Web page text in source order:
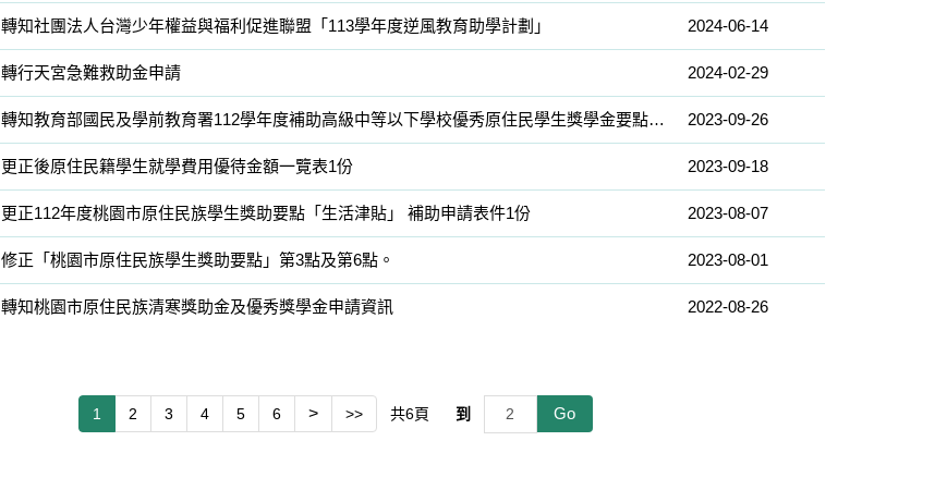
轉知社團法人台灣少年權益與福利促進聯盟「113學年度逆風教育助學計劃」 2024-06-14
轉行天宮急難救助金申請 2024-02-29
轉知教育部國民及學前教育署112學年度補助高級中等以下學校優秀原住民學生獎學金要點及實施計畫 2023-09-26
更正後原住民籍學生就學費用優待金額一覽表1份 2023-09-18
更正112年度桃園市原住民族學生獎助要點「生活津貼」 補助申請表件1份 2023-08-07
修正「桃園市原住民族學生獎助要點」第3點及第6點。 2023-08-01
轉知桃園市原住民族清寒獎助金及優秀獎學金申請資訊 2022-08-26
1 2 3 4 5 6 > >> 共6頁 到 Go